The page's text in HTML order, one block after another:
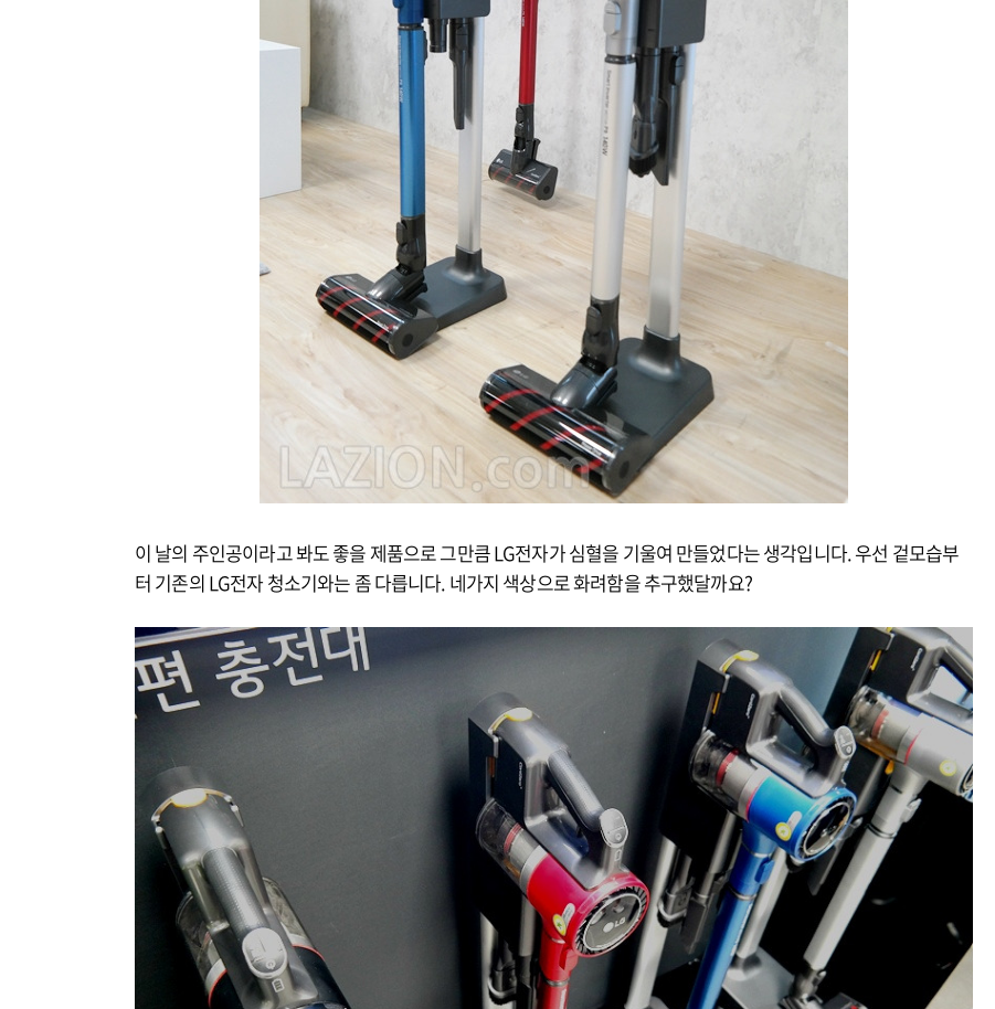
이 날의 주인공이라고 봐도 좋을 제품으로 그만큼 LG전자가 심혈을 기울여 만들었다는 생각입니다. 우선 겉모습부
터 기존의 LG전자 청소기와는 좀 다릅니다. 네가지 색상으로 화려함을 추구했달까요?